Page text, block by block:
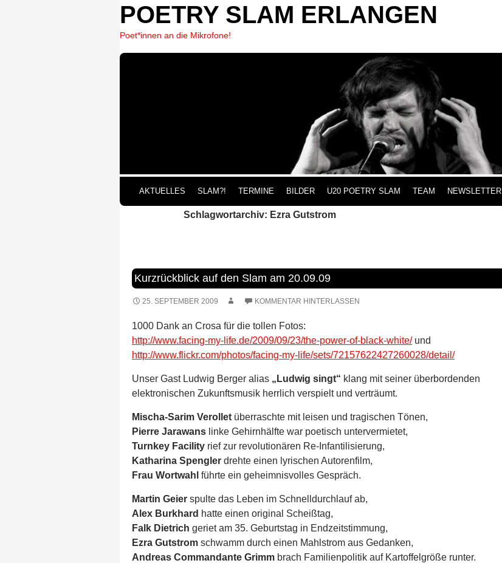
POETRY SLAM ERLANGEN
Poet*innen an die Mikrofone!
AKTUELLES
SLAM?! TERMINE BILDER U20 POETRY SLAM TEAM NEWSLETTER
Schlagwortarchiv: Ezra Gutstrom
Kurzrückblick auf den Slam am 20.09.09
25. SEPTEMBER 2009 KOMMENTAR HINTERLASSEN
1000 Dank an Crosa für die tollen Fotos:
http://www.facing-my-life.de/2009/09/23/the-power-of-black-white/und
http://www.flickr.com/photos/facing-my-life/sets/72157622427260028/detail/
Unser Gast Ludwig Berger alias „Ludwig singt“ klang mit seiner überbordenden
elektronischen Zukunftsmusik herrlich verspielt und verträumt.
Mischa-Sarim Verollet überraschte mit leisen und tragischen Tönen,
Pierre Jarawans linke Gehirnhälfte war poetisch untervermietet,
Turnkey Facility rief zur revolutionären Re-Infantilisierung,
Katharina Spengler drehte einen lyrischen Autorenfilm,
Frau Wortwahl führte ein geheimnisvolles Gespräch.
Martin Geier spulte das Leben im Schnelldurchlauf ab,
Alex Burkhard hatte einen original Scheißtag,
Falk Dietrich geriet am 35. Geburtstag in Endzeitstimmung,
Ezra Gutstrom schwamm durch einen Mahlstrom aus Gedanken,
Andreas Commandante Grimm brach Familienpolitik auf Kartoffelgröße runter.